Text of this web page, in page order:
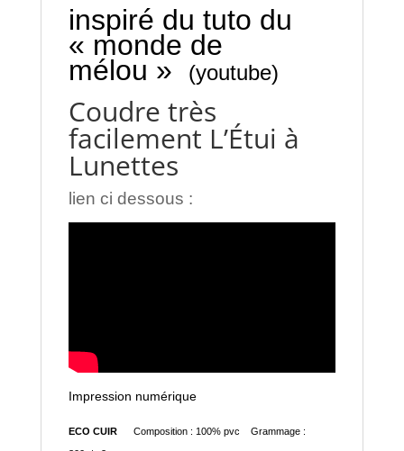
inspiré du tuto du
« monde de
mélou » (youtube)
Coudre très
facilement L’Étui à
Lunettes
lien ci dessous :
Impression numérique
ECO CUIR Composition : 100% pvc Grammage :